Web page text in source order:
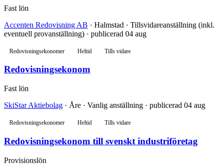
Fast lön
Accenten Redovisning AB · Halmstad · Tillsvidareanställning (inkl.
eventuell provanställning) · publicerad 04 aug
Redovisningsekonomer Heltid Tills vidare
Redovisningsekonom
Fast lön
SkiStar Aktiebolag · Åre · Vanlig anställning · publicerad 04 aug
Redovisningsekonomer Heltid Tills vidare
Redovisningsekonom till svenskt industriföretag
Provisionslön